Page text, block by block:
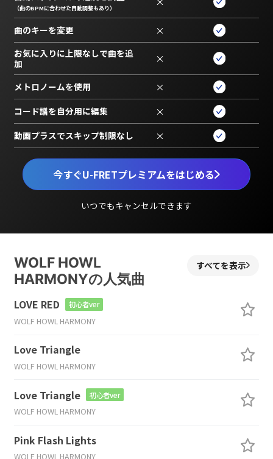
今すぐU-FRETプレミアムをはじめる
いつでもキャンセルできます
（曲のBPMに合わせた自動調整もあり）
曲のキーを変更 ×
お気に入りに上限なしで曲を追
加
×
メトロノームを使用 ×
コード譜を自分用に編集 ×
動画プラスでスキップ制限なし ×
WOLF HOWL
HARMONYの人気曲
すべてを表示
LOVE RED 初心者ver
WOLF HOWL HARMONY
Love Triangle
WOLF HOWL HARMONY
Love Triangle 初心者ver
WOLF HOWL HARMONY
Pink Flash Lights
WOLF HOWL HARMONY